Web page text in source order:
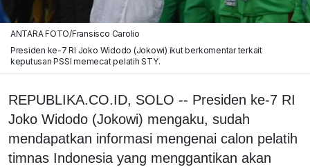
ANTARA FOTO/Fransisco Carolio
Presiden ke-7 RI Joko Widodo (Jokowi) ikut berkomentar terkait
keputusan PSSI memecat pelatih STY.
REPUBLIKA.CO.ID, SOLO -- Presiden ke-7 RI
Joko Widodo (Jokowi) mengaku, sudah
mendapatkan informasi mengenai calon pelatih
timnas Indonesia yang menggantikan akan